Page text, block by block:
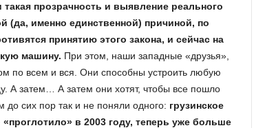
такая прозрачность и выявление реального
(да, именно единственной) причиной, по
принятию этого закона, и сейчас на
машину. При этом, наши западные «друзья»,
по всем и вся. Они способны устроить любую
А затем… А затем они хотят, чтобы все пошло
до сих пор так и не поняли одного: грузинское
в 2003 году, теперь уже больше